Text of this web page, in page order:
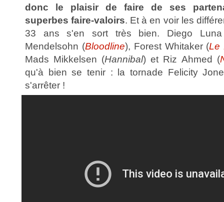
donc le plaisir de faire de ses
superbes faire-valoirs. Et à en voir les
33 ans s'en sort très bien. Diego
Mendelsohn (Bloodline), Forest Whitaker (Le
Mads Mikkelsen (Hannibal) et Riz Ahmed (
qu'à bien se tenir : la tornade Felicity
s'arrêter !